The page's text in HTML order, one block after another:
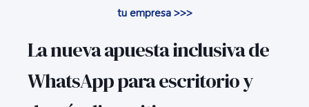
tu empresa >>>
La nueva apuesta inclusiva de
WhatsApp para escritorio y